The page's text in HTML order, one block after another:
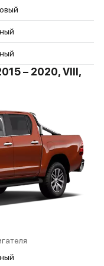
– 2020, VIII,